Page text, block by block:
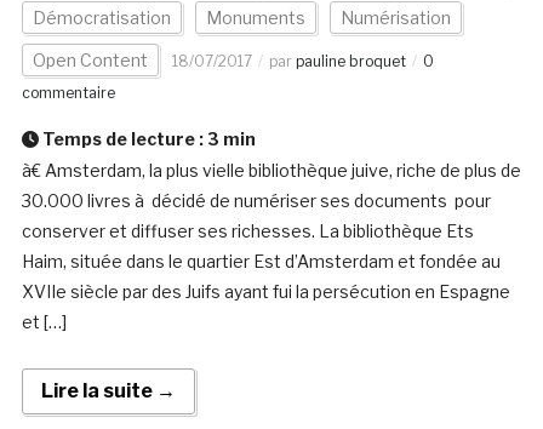
Démocratisation Monuments Numérisation
Open Content 18/07/2017 par pauline broquet
0
commentaire
Temps de lecture : 3 min
à€ Amsterdam, la plus vielle bibliothèque juive, riche de plus de
30.000 livres à décidé de numériser ses documents pour
conserver et diffuser ses richesses. La bibliothèque Ets
Haim, située dans le quartier Est d’Amsterdam et fondée au
XVIIe siècle par des Juifs ayant fui la persécution en Espagne
et […]
Lire la suite →